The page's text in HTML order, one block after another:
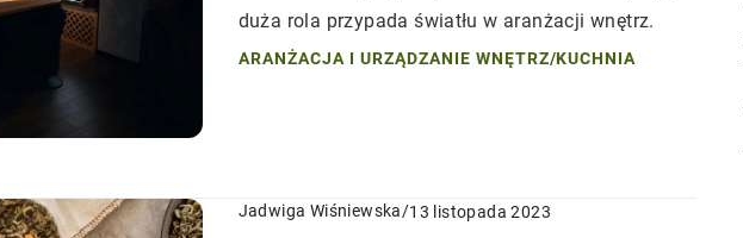
duża rola przypada światłu w aranżacji wnętrz.
ARANŻACJA I URZĄDZANIE WNĘTRZ/KUCHNIA
Jadwiga Wiśniewska/13 listopada 2023